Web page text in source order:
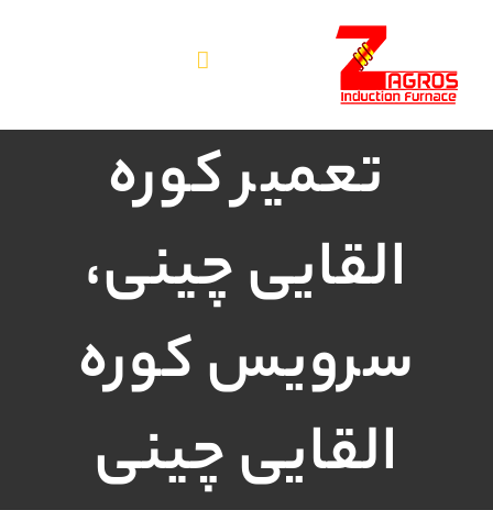
تعمیر کوره
القایی چینی،
سرویس کوره
القایی چینی